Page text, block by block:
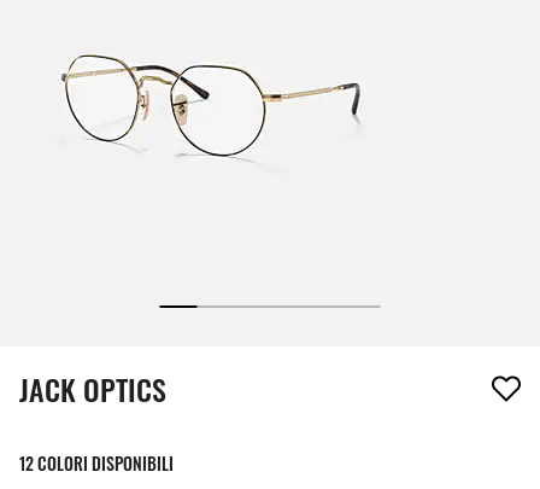
1 articolo è stato aggiunto alla tua wishlist
JACK OPTICS
12 COLORI DISPONIBILI